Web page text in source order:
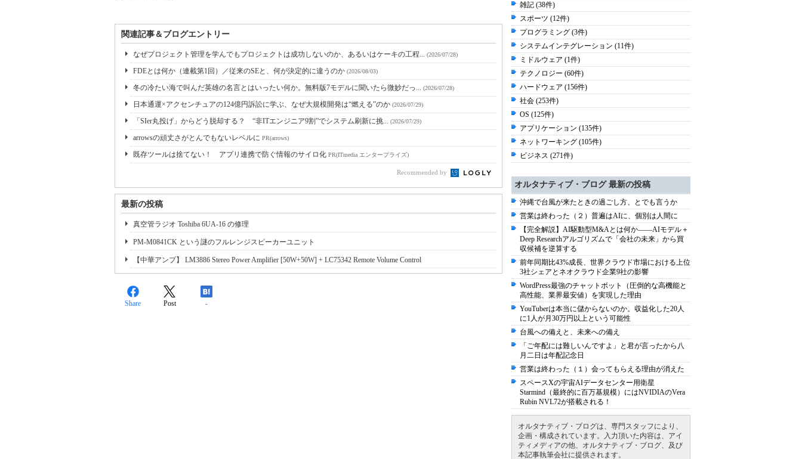
関連記事＆ブログエントリー
なぜプロジェクト管理を学んでもプロジェクトは成功しないのか、あるいはケーキの工程... (2026/07/28)
FDEとは何か（連載第1回）／従来のSEと、何が決定的に違うのか (2026/08/03)
冬の冷たい海で叫んだ英雄の名言とはいったい何か。無料版7モデルに聞いたら微妙だっ... (2026/07/28)
日本通運×アクセンチュアの124億円訴訟に学ぶ、なぜ大規模開発は“燃える”のか (2026/07/29)
「SIer丸投げ」からどう脱却する？ “非ITエンジニア9割”でシステム刷新に挑... (2026/07/29)
arrowsの頑丈さがとんでもないレベルに PR(arrows)
既存ツールは捨てない！ アプリ連携で防ぐ情報のサイロ化 PR(ITmedia エンタープライズ)
Recommended by
最新の投稿
真空管ラジオ Toshiba 6UA-16 の修理
PM-M0841CK という謎のフルレンジスピーカーユニット
【中華アンプ】 LM3886 Stereo Power Amplifier [50W+50W] + LC75342 Remote Volume Control
Share Post -
雑記 (38件)
スポーツ (12件)
プログラミング (3件)
システムインテグレーション (11件)
ミドルウェア (1件)
テクノロジー (60件)
ハードウェア (156件)
社会 (253件)
OS (125件)
アプリケーション (135件)
ネットワーキング (105件)
ビジネス (271件)
オルタナティブ・ブログ 最新の投稿
沖縄で台風が来たときの過ごし方、とでも言うか
営業は終わった（２）普遍はAIに、個別は人間に
【完全解説】AI駆動型M&Aとは何か――AIモデル＋
Deep Researchアルゴリズムで「会社の未来」から買
収候補を逆算する
前年同期比43%成長、世界クラウド市場における上位
3社シェアとネオクラウド企業9社の影響
WordPress最強のチャットボット（圧倒的な高機能と
高性能、業界最安値）を実現した理由
YouTuberは本当に儲からないのか。収益化した20人
に1人が月30万円以上という可能性
台風への備えと、未来への備え
「ご年配には難しいんですよ」と君が言ったから八
月二日は年配記念日
営業は終わった（１）会ってもらえる理由が消えた
スペースXの宇宙AIデータセンター用衛星
Starmind（最終的に百万基規模）にはNVIDIAのVera
Rubin NVL72が搭載される！
オルタナティブ・ブログは、専門スタッフにより、
企画・構成されています。入力頂いた内容は、アイ
ティメディアの他、オルタナティブ・ブログ、及び
本記事執筆会社に提供されます。